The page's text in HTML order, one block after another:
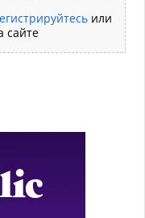
или
сайте